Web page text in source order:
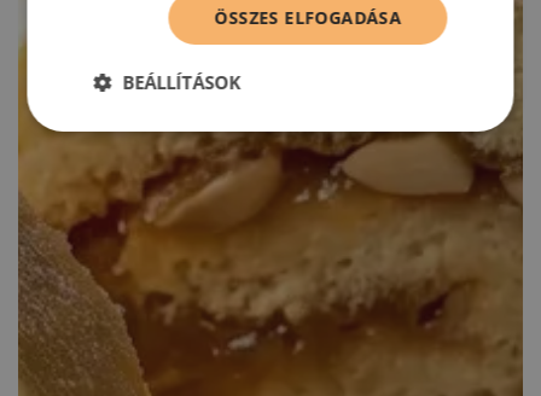
ÖSSZES ELFOGADÁSA
BEÁLLÍTÁSOK